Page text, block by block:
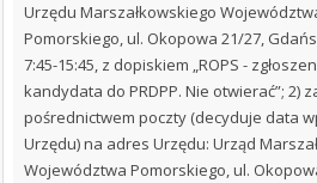
BUDŻET
KALENDARZ
IMPREZ
KONTROLE
Urzędu Marszałkowskiego
Pomorskiego, ul. Okopowa 21/27,
7:45-15:45, z dopiskiem „ROPS -
kandydata do PRDPP. Nie otwierać”; 2)
pośrednictwem poczty (decyduje data
Urzędu) na adres Urzędu: Urząd
Województwa Pomorskiego, ul.